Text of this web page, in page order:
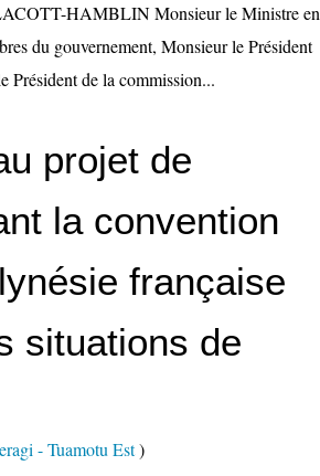
HAMBLIN Monsieur le Ministre en
du gouvernement, Monsieur le Président
Président de la commission...
projet de
la convention
française
situations de
- Tuamotu Est)